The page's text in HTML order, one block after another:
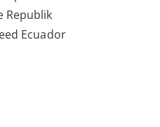
Republik
Ecuador